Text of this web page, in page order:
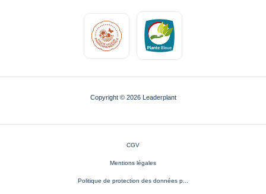
Copyright © 2026 Leaderplant
CGV
Mentions légales
Politique de protection des données p...